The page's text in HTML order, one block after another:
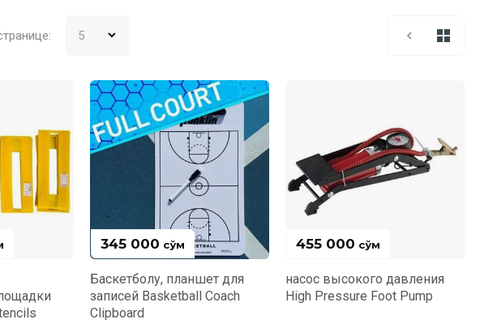
345 000 сўм
Баскетболу, планшет для
записей Basketball Coach
Clipboard
455 000 сўм
насос высокого давления
High Pressure Foot Pump